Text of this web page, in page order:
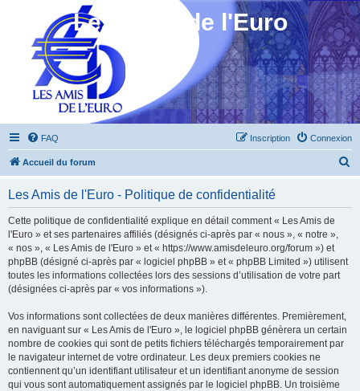
Les Amis de l'Euro
FAQ Connexion
Inscription
Accueil du forum
Les Amis de l'Euro - Politique de confidentialité
Cette politique de confidentialité explique en détail comment « Les Amis de
l'Euro » et ses partenaires affiliés (désignés ci-après par « nous », « notre »,
« nos », « Les Amis de l'Euro » et « https://www.amisdeleuro.org/forum ») et
phpBB (désigné ci-après par « logiciel phpBB » et « phpBB Limited ») utilisent
toutes les informations collectées lors des sessions d’utilisation de votre part
(désignées ci-après par « vos informations »).
Vos informations sont collectées de deux manières différentes. Premièrement,
en naviguant sur « Les Amis de l'Euro », le logiciel phpBB génèrera un certain
nombre de cookies qui sont de petits fichiers téléchargés temporairement par
le navigateur internet de votre ordinateur. Les deux premiers cookies ne
contiennent qu’un identifiant utilisateur et un identifiant anonyme de session
qui vous sont automatiquement assignés par le logiciel phpBB. Un troisième